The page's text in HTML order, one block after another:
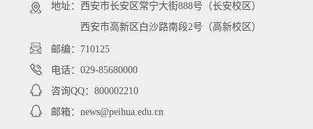
地址： 西安市长安区常宁大街888号（长安校区）
西安市高新区白沙路南段2号（高新校区）
邮编：710125
电话：029-85680000
咨询QQ：800002210
邮箱：news@peihua.edu.cn